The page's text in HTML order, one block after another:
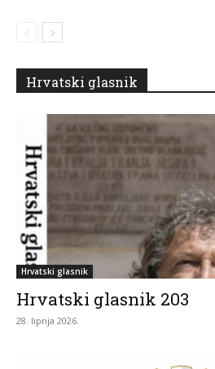
Hrvatski glasnik
Hrvatski glasnik
Hrvatski glasnik 203
28. lipnja 2026.